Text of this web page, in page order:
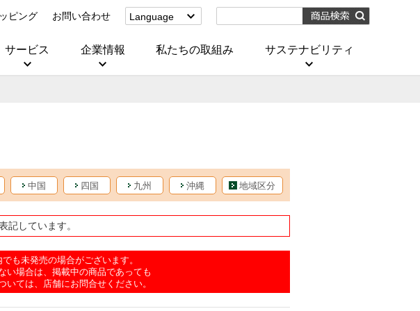
ピング お問い合わせ
Language
(Corporate)
(บริการ)
サービス 企業情報 私たちの取組み サステナビリティ
中国 四国 九州 沖縄 地域区分
記しています。
も未発売の場合がございます。
い場合は、掲載中の商品であっても
ては、店舗にお問合せください。